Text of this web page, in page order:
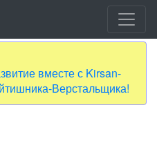
вместе с Kirsan-
Верстальщика!